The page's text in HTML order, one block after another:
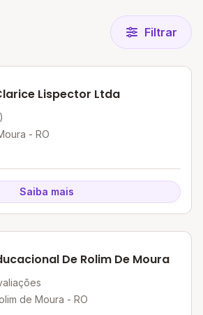
Filtrar
Lispector Ltda
- RO
Saiba mais
De Rolim De Moura
de Moura - RO